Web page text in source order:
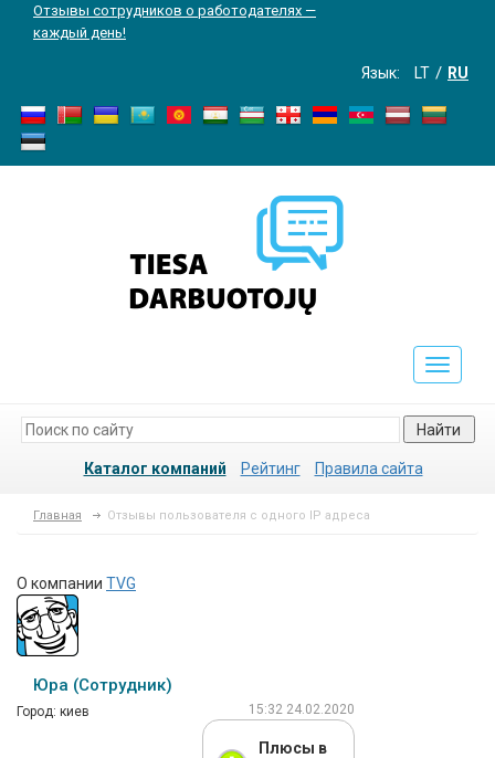
Отзывы сотрудников о работодателях —
каждый день!
Язык: LT RU
Toggle
Найти
Каталог компаний Рейтинг Правила сайта
Главная Отзывы пользователя с одного IP адреса
О компании TVG
Юра (Сотрудник)
Город: киев 15:32 24.02.2020
Плюсы в